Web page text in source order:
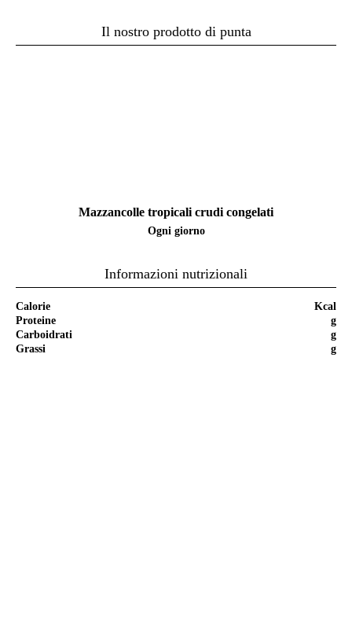
Il nostro prodotto di punta
Mazzancolle tropicali crudi congelati
Ogni giorno
Informazioni nutrizionali
Calorie
Kcal
Proteine
g
Carboidrati
g
Grassi
g